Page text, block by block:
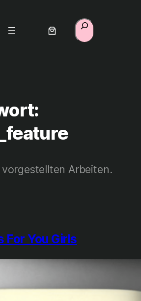
Suchen
Arbeiten.
For You Girls